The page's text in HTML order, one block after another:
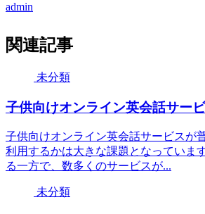
admin
関連記事
未分類
子供向けオンライン英会話サー
子供向けオンライン英会話サービスが
利用するかは大きな課題となっていま
る一方で、数多くのサービスが...
未分類